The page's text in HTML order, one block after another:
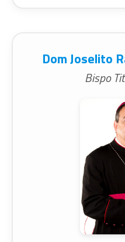
Dom Joselito
Bispo